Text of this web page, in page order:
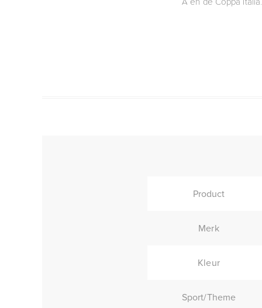
Product
Merk
Kleur
Sport/Theme